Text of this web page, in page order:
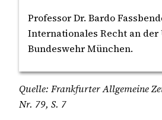
Professor Dr. Bardo
Internationales Recht an
Bundeswehr München.
Quelle: Frankfurter Allgemeine
Nr. 79, S. 7